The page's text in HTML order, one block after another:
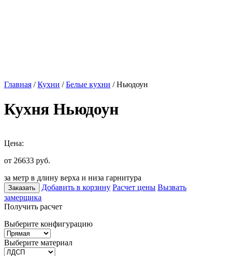
Главная /Кухни /Белые кухни / Ньюдоун
Кухня Ньюдоун
Цена:
от 26633 руб.
за метр в длину верха и низа гарнитура
Заказать Добавить в корзину Расчет цены Вызвать
замерщика
Получить расчет
Выберите конфигурацию
Выберите материал